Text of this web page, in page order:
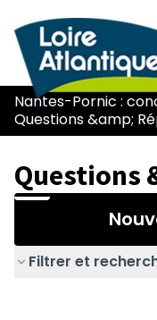
Nantes-Pornic :
Questions &amp;
Questions
Filtrer et